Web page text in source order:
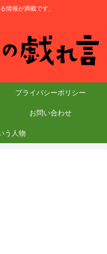
情報が満載です。
プライバシーポリシー
お問い合わせ
う人物